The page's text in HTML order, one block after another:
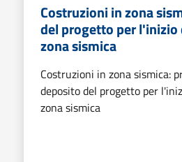
Costruzioni in zona
del progetto per l'inizio
zona sismica
Costruzioni in zona sismica:
deposito del progetto per
zona sismica